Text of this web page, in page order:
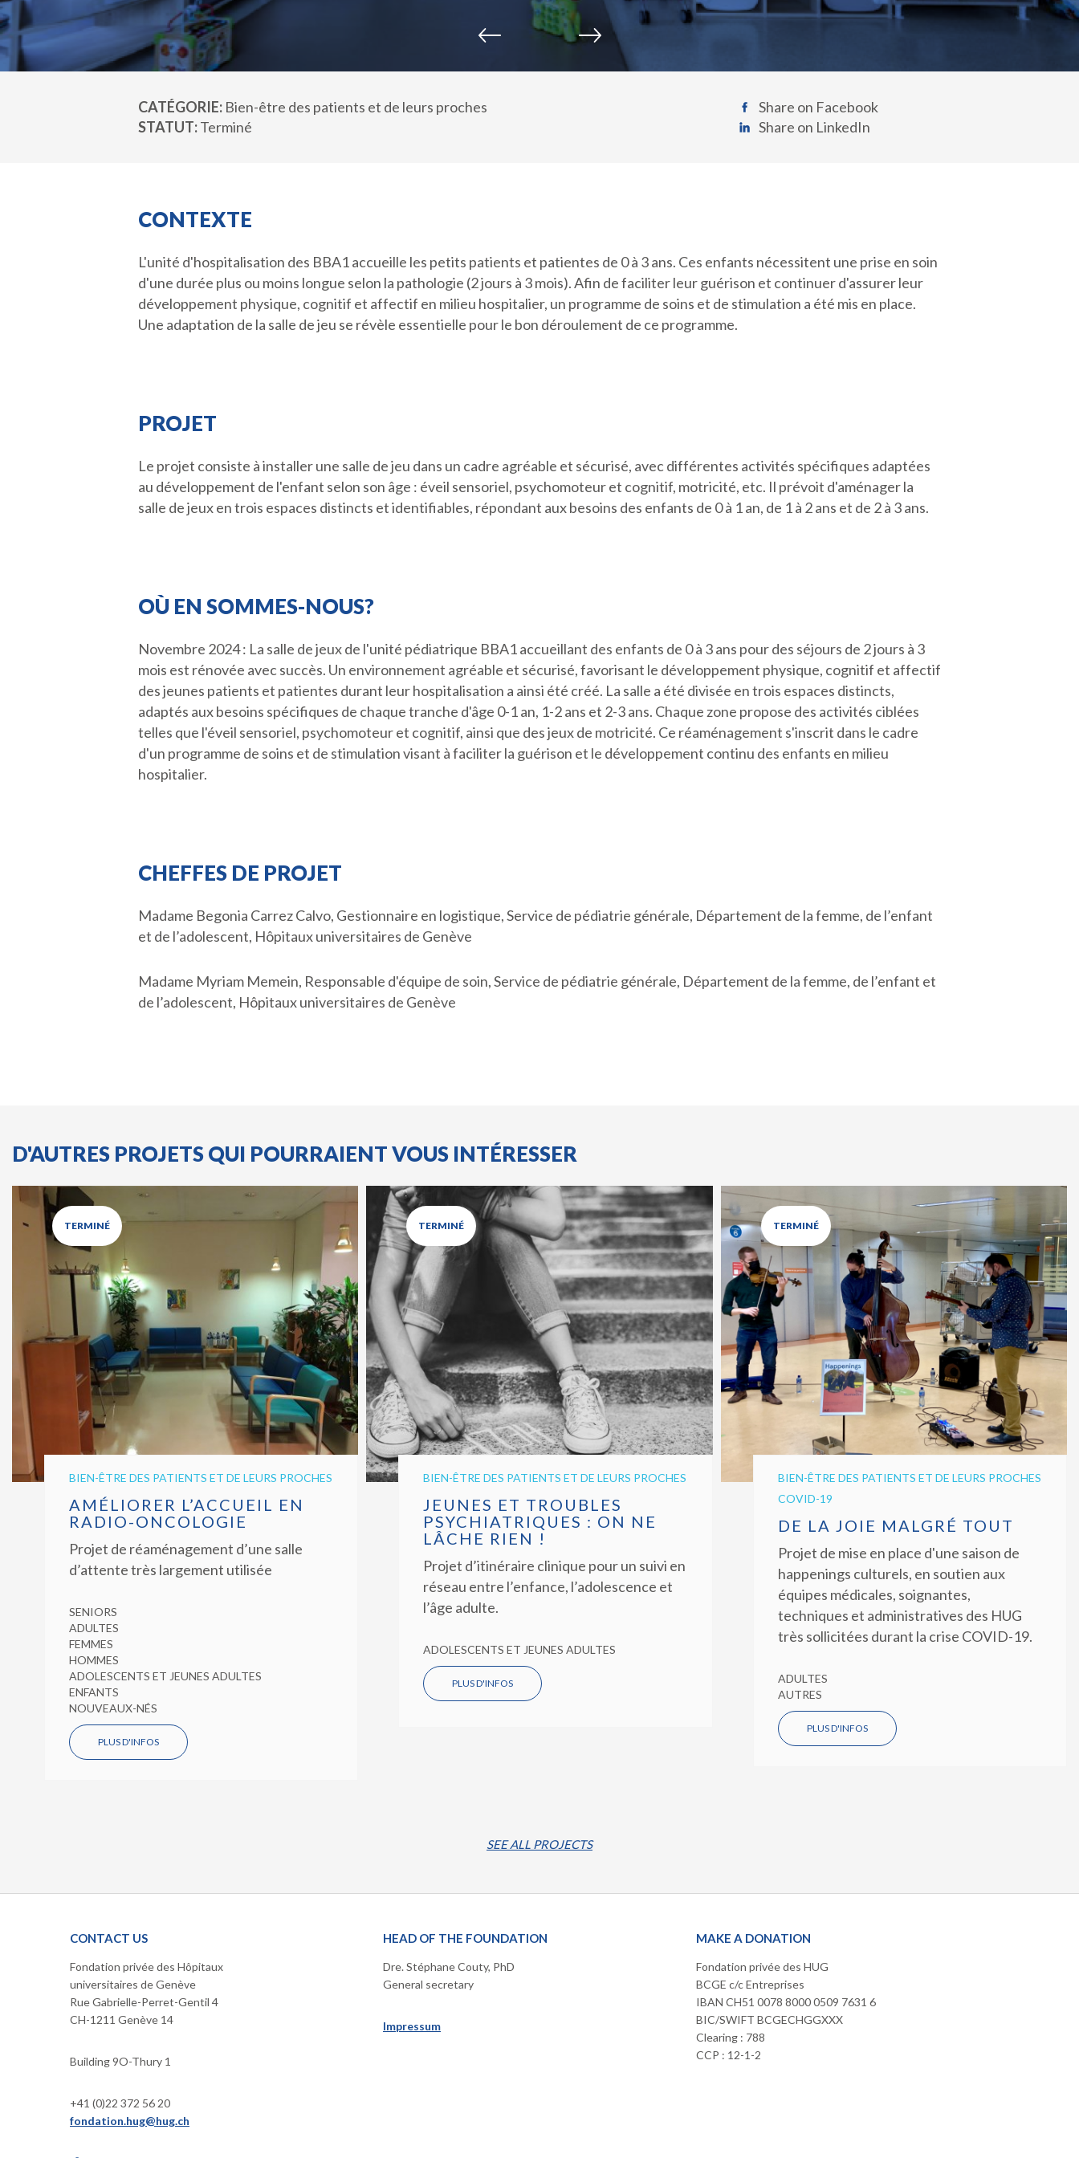
CATÉGORIE Bien-être des patients et de leurs proches
STATUT Terminé
Share on Facebook
Share on LinkedIn
CONTEXTE
L'unité d'hospitalisation des BBA1 accueille les petits patients et patientes de 0 à 3 ans. Ces enfants nécessitent une prise en soin
d'une durée plus ou moins longue selon la pathologie (2 jours à 3 mois). Afin de faciliter leur guérison et continuer d'assurer leur
développement physique, cognitif et affectif en milieu hospitalier, un programme de soins et de stimulation a été mis en place.
Une adaptation de la salle de jeu se révèle essentielle pour le bon déroulement de ce programme.
PROJET
Le projet consiste à installer une salle de jeu dans un cadre agréable et sécurisé, avec différentes activités spécifiques adaptées
au développement de l'enfant selon son âge : éveil sensoriel, psychomoteur et cognitif, motricité, etc. Il prévoit d'aménager la
salle de jeux en trois espaces distincts et identifiables, répondant aux besoins des enfants de 0 à 1 an, de 1 à 2 ans et de 2 à 3 ans.
OÙ EN SOMMES-NOUS?
Novembre 2024 : La salle de jeux de l'unité pédiatrique BBA1 accueillant des enfants de 0 à 3 ans pour des séjours de 2 jours à 3
mois est rénovée avec succès. Un environnement agréable et sécurisé, favorisant le développement physique, cognitif et affectif
des jeunes patients et patientes durant leur hospitalisation a ainsi été créé. La salle a été divisée en trois espaces distincts,
adaptés aux besoins spécifiques de chaque tranche d'âge 0-1 an, 1-2 ans et 2-3 ans. Chaque zone propose des activités ciblées
telles que l'éveil sensoriel, psychomoteur et cognitif, ainsi que des jeux de motricité. Ce réaménagement s'inscrit dans le cadre
d'un programme de soins et de stimulation visant à faciliter la guérison et le développement continu des enfants en milieu
hospitalier.
CHEFFES DE PROJET
Madame Begonia Carrez Calvo, Gestionnaire en logistique, Service de pédiatrie générale, Département de la femme, de l’enfant
et de l’adolescent, Hôpitaux universitaires de Genève
Madame Myriam Memein, Responsable d'équipe de soin, Service de pédiatrie générale, Département de la femme, de l’enfant et
de l’adolescent, Hôpitaux universitaires de Genève
D'AUTRES PROJETS QUI POURRAIENT VOUS INTÉRESSER
TERMINÉ
BIEN-ÊTRE DES PATIENTS ET DE LEURS PROCHES
AMÉLIORER L’ACCUEIL EN
RADIO-ONCOLOGIE
Projet de réaménagement d’une salle
d’attente très largement utilisée
SENIORS
ADULTES
FEMMES
HOMMES
ADOLESCENTS ET JEUNES ADULTES
ENFANTS
NOUVEAUX-NÉS
PLUS D'INFOS
TERMINÉ
BIEN-ÊTRE DES PATIENTS ET DE LEURS PROCHES
JEUNES ET TROUBLES
PSYCHIATRIQUES : ON NE
LÂCHE RIEN !
Projet d’itinéraire clinique pour un suivi en
réseau entre l’enfance, l’adolescence et
l’âge adulte.
ADOLESCENTS ET JEUNES ADULTES
PLUS D'INFOS
TERMINÉ
BIEN-ÊTRE DES PATIENTS ET DE LEURS PROCHES
COVID-19
DE LA JOIE MALGRÉ TOUT
Projet de mise en place d'une saison de
happenings culturels, en soutien aux
équipes médicales, soignantes,
techniques et administratives des HUG
très sollicitées durant la crise COVID-19.
ADULTES
AUTRES
PLUS D'INFOS
SEE ALL PROJECTS
CONTACT US
Fondation privée des Hôpitaux
universitaires de Genève
Rue Gabrielle-Perret-Gentil 4
CH-1211 Genève 14
Building 9O-Thury 1
+41 (0)22 372 56 20
fondation.hug@hug.ch
HEAD OF THE FOUNDATION
Dre. Stéphane Couty, PhD
General secretary
Impressum
MAKE A DONATION
Fondation privée des HUG
BCGE c/c Entreprises
IBAN CH51 0078 8000 0509 7631 6
BIC/SWIFT BCGECHGGXXX
Clearing : 788
CCP : 12-1-2